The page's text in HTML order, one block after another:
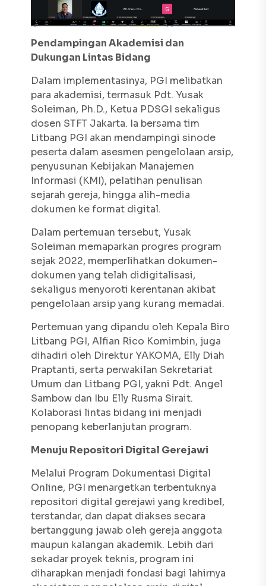
Pendampingan Akademisi dan
Dukungan Lintas Bidang
Dalam implementasinya, PGI melibatkan
para akademisi, termasuk Pdt. Yusak
Soleiman, Ph.D., Ketua PDSGI sekaligus
dosen STFT Jakarta. Ia bersama tim
Litbang PGI akan mendampingi sinode
peserta dalam asesmen pengelolaan arsip,
penyusunan Kebijakan Manajemen
Informasi (KMI), pelatihan penulisan
sejarah gereja, hingga alih-media
dokumen ke format digital.
Dalam pertemuan tersebut, Yusak
Soleiman memaparkan progres program
sejak 2022, memperlihatkan dokumen-
dokumen yang telah didigitalisasi,
sekaligus menyoroti kerentanan akibat
pengelolaan arsip yang kurang memadai.
Pertemuan yang dipandu oleh Kepala Biro
Litbang PGI, Alfian Rico Komimbin, juga
dihadiri oleh Direktur YAKOMA, Elly Diah
Praptanti, serta perwakilan Sekretariat
Umum dan Litbang PGI, yakni Pdt. Angel
Sambow dan Ibu Elly Rusma Sirait.
Kolaborasi lintas bidang ini menjadi
penopang keberlanjutan program.
Menuju Repositori Digital Gerejawi
Melalui Program Dokumentasi Digital
Online, PGI menargetkan terbentuknya
repositori digital gerejawi yang kredibel,
terstandar, dan dapat diakses secara
bertanggung jawab oleh gereja anggota
maupun kalangan akademik. Lebih dari
sekadar proyek teknis, program ini
diharapkan menjadi fondasi bagi lahirnya